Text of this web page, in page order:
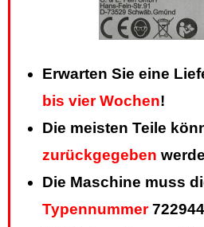
Erwarten Sie eine
bis vier Wochen!
Die meisten Teile
zurückgegeben
Die Maschine muss
Typennummer